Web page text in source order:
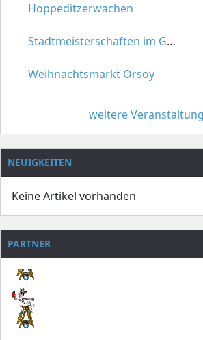
Hoppeditzerwachen
Stadtmeisterschaften im Gardetanz
Weihnachtsmarkt Orsoy
weitere
NEUIGKEITEN
Keine Artikel vorhanden
PARTNER